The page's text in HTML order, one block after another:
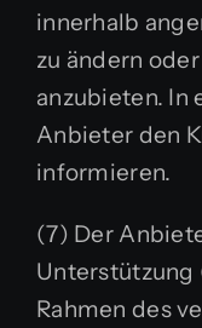
innerhalb
zu ändern
anzubieten. In
Anbieter den
informieren.
(7) Der
Unterstützung
Rahmen des